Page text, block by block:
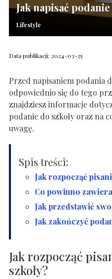
Jak napisać
Lifestyle
Data publikacji: 2024-03-25
Przed napisaniem podania
odpowiednio się do tego
znajdziesz informacje
podanie do szkoły oraz na
uwagę.
Spis treści:
Jak rozpocząć
Co powinno
Jak przedstawić
Jak zakończyć
Jak rozpocząć
szkoły?